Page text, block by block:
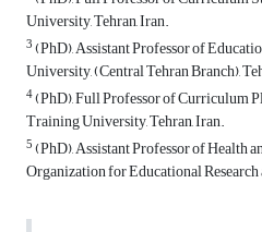
University, Tehran, Iran.
3(PhD), Assistant Professor of
University, (Central Tehran Branch),
4(PhD), Full Professor of Curriculum
Training University, Tehran, Iran.
5(PhD), Assistant Professor of Health
Organization for Educational